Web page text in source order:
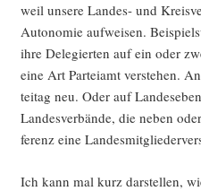
weil unse­re Lan­des- und
Auto­no­mie auf­wei­sen.
ihre Dele­gier­ten auf ein oder
eine Art Par­tei­amt ver­ste­hen.
tei­tag neu. Oder auf
Lan­des­ver­bän­de, die neben
fe­renz eine
Ich kann mal kurz dar­stel­len,